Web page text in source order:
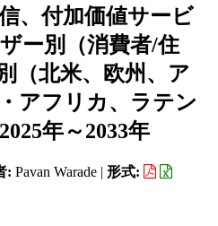
、付加価値サービ
ー別（消費者/住
（北米、欧州、ア
アフリカ、ラテン
年～2033年
: Pavan Warade | 形式: